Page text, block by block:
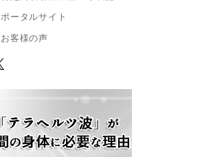
ポータルサイト
お客様の声